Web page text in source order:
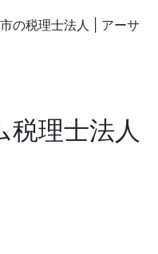
の税理士法人 | アーサ
理士法人